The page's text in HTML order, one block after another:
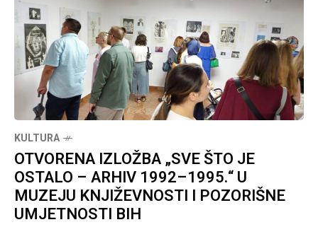
KULTURA
OTVORENA IZLOŽBA „SVE ŠTO JE
OSTALO – ARHIV 1992–1995.“ U
MUZEJU KNJIŽEVNOSTI I POZORIŠNE
UMJETNOSTI BIH